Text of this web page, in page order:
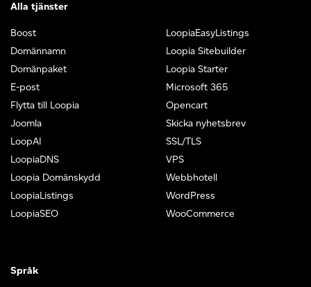
Alla tjänster
Boost
Domännamn
Domänpaket
E-post
Flytta till Loopia
Joomla
LoopAI
LoopiaDNS
Loopia Domänskydd
LoopiaListings
LoopiaSEO
LoopiaEasyListings
Loopia Sitebuilder
Loopia Starter
Microsoft 365
Opencart
Skicka nyhetsbrev
SSL/TLS
VPS
Webbhotell
WordPress
WooCommerce
Språk